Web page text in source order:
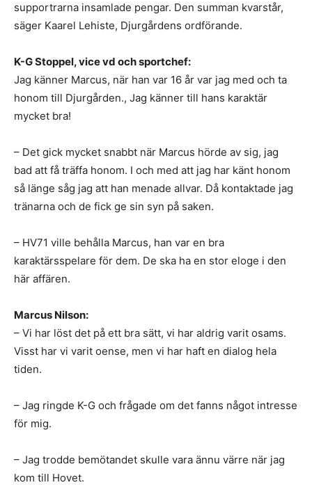
supportrarna insamlade pengar. Den summan kvarstår,
säger Kaarel Lehiste, Djurgårdens ordförande.
K-G Stoppel, vice vd och sportchef:
Jag känner Marcus, när han var 16 år var jag med och ta
honom till Djurgården., Jag känner till hans karaktär
mycket bra!
– Det gick mycket snabbt när Marcus hörde av sig, jag
bad att få träffa honom. I och med att jag har känt honom
så länge såg jag att han menade allvar. Då kontaktade jag
tränarna och de fick ge sin syn på saken.
– HV71 ville behålla Marcus, han var en bra
karaktärsspelare för dem. De ska ha en stor eloge i den
här affären.
Marcus Nilson:
– Vi har löst det på ett bra sätt, vi har aldrig varit osams.
Visst har vi varit oense, men vi har haft en dialog hela
tiden.
– Jag ringde K-G och frågade om det fanns något intresse
för mig.
– Jag trodde bemötandet skulle vara ännu värre när jag
kom till Hovet.